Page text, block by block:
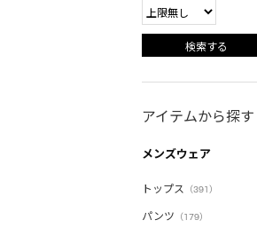
アイテムから探す
メンズウェア
トップス （391）
パンツ （179）